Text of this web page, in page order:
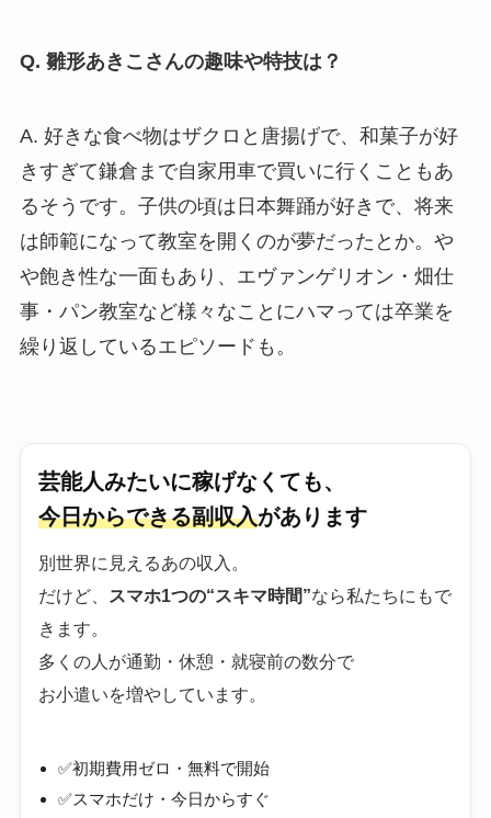
Q. 雛形あきこさんの趣味や特技は？
A. 好きな食べ物はザクロと唐揚げで、和菓子が好
きすぎて鎌倉まで自家用車で買いに行くこともあ
るそうです。子供の頃は日本舞踊が好きで、将来
は師範になって教室を開くのが夢だったとか。や
や飽き性な一面もあり、エヴァンゲリオン・畑仕
事・パン教室など様々なことにハマっては卒業を
繰り返しているエピソードも。
芸能人みたいに稼げなくても、
今日からできる副収入があります
別世界に見えるあの収入。
だけど、
スマホ1つの“スキマ時間”なら私たちにもで
きます。
多くの人が通勤・休憩・就寝前の数分で
お小遣いを増やしています。
✅初期費用ゼロ・無料で開始
✅スマホだけ・今日からすぐ